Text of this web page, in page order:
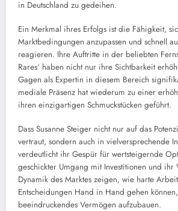
in Deutschland zu gedeihen.
Ein Merkmal ihres Erfolgs ist die Fähigkeit,
Marktbedingungen anzupassen und schnell
reagieren. Ihre Auftritte in der beliebten
Rares‘ haben nicht nur ihre Sichtbarkeit
Gagen als Expertin in diesem Bereich
mediale Präsenz hat wiederum zu einer
ihren einzigartigen Schmuckstücken geführt.
Dass Susanne Steiger nicht nur auf das
vertraut, sondern auch in vielversprechende
verdeutlicht ihr Gespür für wertsteigernde
geschickter Umgang mit Investitionen und ihr
Dynamik des Marktes zeigen, wie harte
Entscheidungen Hand in Hand gehen
beeindruckendes Vermögen aufzubauen.